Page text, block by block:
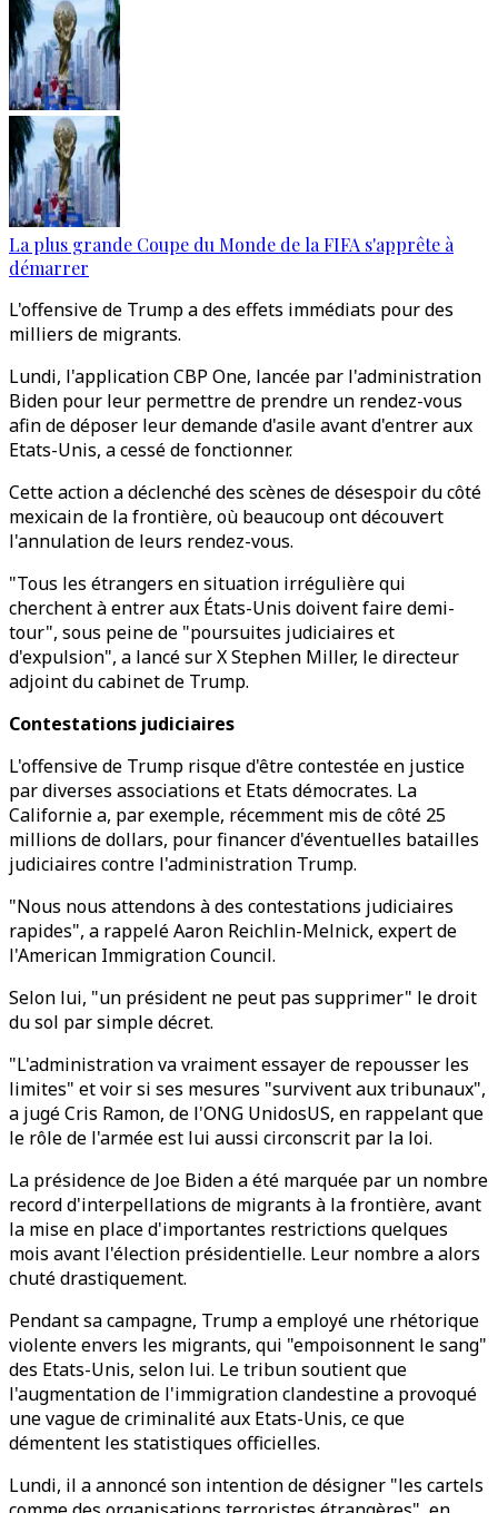
La plus grande Coupe du Monde de la FIFA s'apprête à
démarrer
L'offensive de Trump a des effets immédiats pour des
milliers de migrants.
Lundi, l'application CBP One, lancée par l'administration
Biden pour leur permettre de prendre un rendez-vous
afin de déposer leur demande d'asile avant d'entrer aux
Etats-Unis, a cessé de fonctionner.
Cette action a déclenché des scènes de désespoir du côté
mexicain de la frontière, où beaucoup ont découvert
l'annulation de leurs rendez-vous.
"Tous les étrangers en situation irrégulière qui
cherchent à entrer aux États-Unis doivent faire demi-
tour", sous peine de "poursuites judiciaires et
d'expulsion", a lancé sur X Stephen Miller, le directeur
adjoint du cabinet de Trump.
Contestations judiciaires
L'offensive de Trump risque d'être contestée en justice
par diverses associations et Etats démocrates. La
Californie a, par exemple, récemment mis de côté 25
millions de dollars, pour financer d'éventuelles batailles
judiciaires contre l'administration Trump.
"Nous nous attendons à des contestations judiciaires
rapides", a rappelé Aaron Reichlin-Melnick, expert de
l'American Immigration Council.
Selon lui, "un président ne peut pas supprimer" le droit
du sol par simple décret.
"L'administration va vraiment essayer de repousser les
limites" et voir si ses mesures "survivent aux tribunaux",
a jugé Cris Ramon, de l'ONG UnidosUS, en rappelant que
le rôle de l'armée est lui aussi circonscrit par la loi.
La présidence de Joe Biden a été marquée par un nombre
record d'interpellations de migrants à la frontière, avant
la mise en place d'importantes restrictions quelques
mois avant l'élection présidentielle. Leur nombre a alors
chuté drastiquement.
Pendant sa campagne, Trump a employé une rhétorique
violente envers les migrants, qui "empoisonnent le sang"
des Etats-Unis, selon lui. Le tribun soutient que
l'augmentation de l'immigration clandestine a provoqué
une vague de criminalité aux Etats-Unis, ce que
démentent les statistiques officielles.
Lundi, il a annoncé son intention de désigner "les cartels